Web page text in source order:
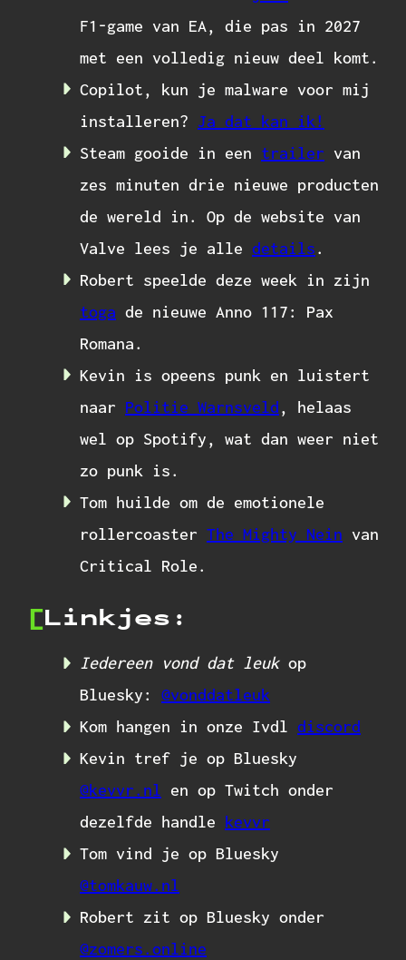
F1-game van EA, die pas in 2027
met een volledig nieuw deel komt.
Copilot, kun je malware voor mij
installeren? Ja dat kan ik!
Steam gooide in een trailer van
zes minuten drie nieuwe producten
de wereld in. Op de website van
Valve lees je alle details.
Robert speelde deze week in zijn
toga de nieuwe Anno 117: Pax
Romana.
Kevin is opeens punk en luistert
naar Politie Warnsveld, helaas
wel op Spotify, wat dan weer niet
zo punk is.
Tom huilde om de emotionele
rollercoaster The Mighty Nein van
Critical Role.
Linkjes:
Iedereen vond dat leukop
Bluesky: @vonddatleuk
Kom hangen in onze Ivdl discord
Kevin tref je op Bluesky
@kevvr.nl en op Twitch onder
dezelfde handle kevvr
Tom vind je op Bluesky
@tomkauw.nl
Robert zit op Bluesky onder
@zomers.online